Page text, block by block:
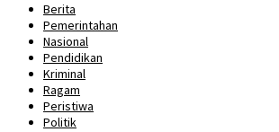
Berita
Pemerintahan
Nasional
Pendidikan
Kriminal
Ragam
Peristiwa
Politik